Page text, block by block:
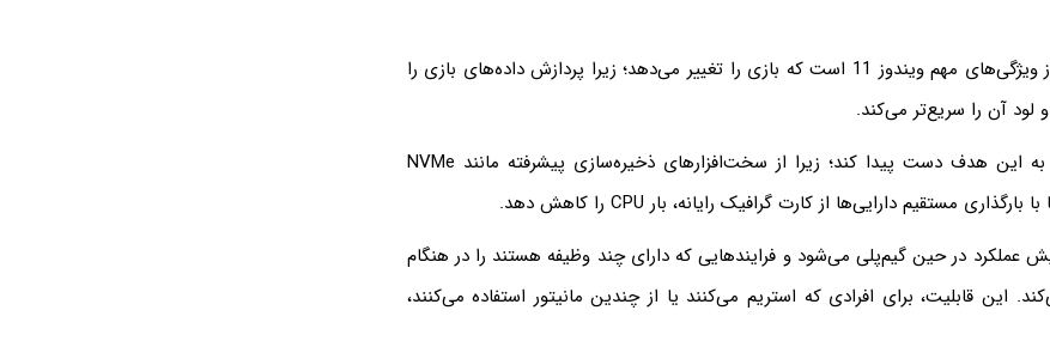
DirectStorage یکی از ویژگی‌های مهم ویندوز 11 است که بازی را تغییر می‌دهد؛ زیرا پردازش داده‌های بازی را
لود آن را سریع‌تر می‌کند.
این قابلیت، می‌تواند به این هدف دست پیدا کند؛ زیرا از سخت‌افزارهای ذخیره‌سازی پیشرفته مانند NVMe
عملکرد در حین گیم‌پلی می‌شود و فرایندهایی که دارای چند وظیفه هستند را در هنگام
این قابلیت، برای افرادی که استریم می‌کنند یا از چندین مانیتور استفاده می‌کنند،